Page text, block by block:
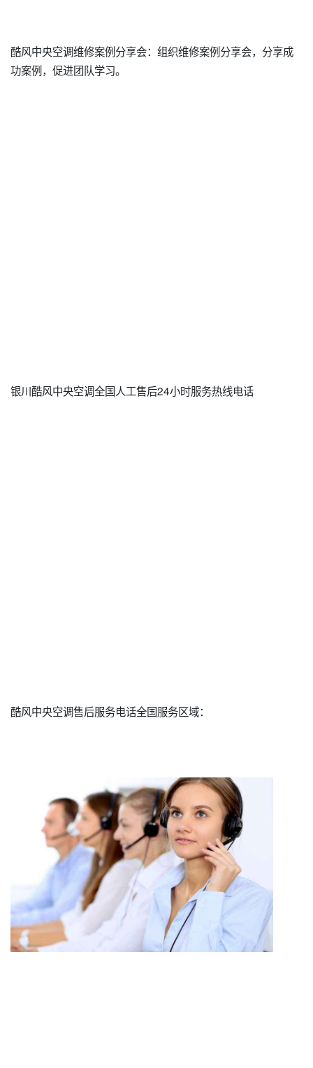
酷风中央空调维修案例分享会：组织维修案例分享会，分享成
功案例，促进团队学习。
银川酷风中央空调全国人工售后24小时服务热线电话
酷风中央空调售后服务电话全国服务区域：